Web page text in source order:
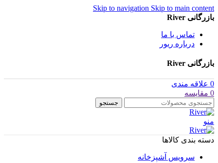
Skip to navigation Skip to main content
بازرگانی River
تماس با ما
درباره ریور
بازرگانی River
0 علاقه مندی
0 مقایسه
جستجو
منو
دسته بندی کالاها
سرویس آشپزخانه